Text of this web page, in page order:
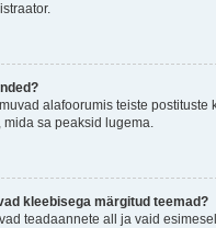
alafoorumis teiste postituste
mida sa peaksid lugema.
kleebisega märgitud teemad?
teadaannete all ja vaid